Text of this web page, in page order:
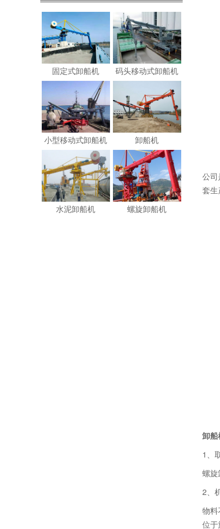
公
套生
卸船
1、
螺旋
2、
物
位于
固定式卸船机 码头移动式卸船机
小型移动式卸船机 卸船机
水泥卸船机 螺旋卸船机